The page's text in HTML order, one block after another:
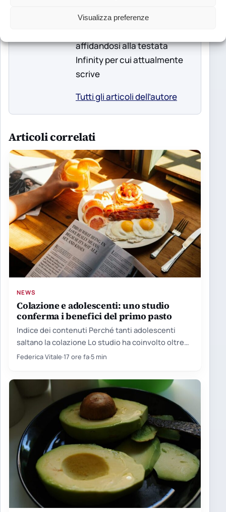
Visualizza preferenze
anche giornalista e
affidandosi alla testata
Infinity per cui attualmente
scrive
Tutti gli articoli dell’autore
Articoli correlati
NEWS
Colazione e adolescenti: uno studio
conferma i benefici del primo pasto
Indice dei contenuti Perché tanti adolescenti
saltano la colazione Lo studio ha coinvolto oltre
cento giovani Le proteine…
Federica Vitale·17 ore fa·5 min